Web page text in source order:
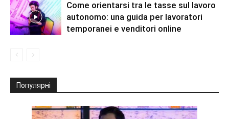
Come orientarsi tra le tasse sul lavoro
autonomo: una guida per lavoratori
temporanei e venditori online
Популярні